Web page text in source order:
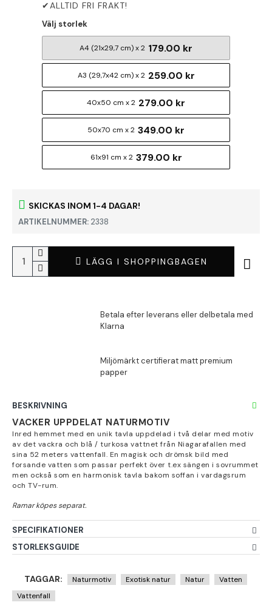
SKICKAS INOM 1-4 DAGAR!
ARTIKELNUMMER: 2338
Välj storlek
A4 (21x29,7 cm) x 2 179.00 kr
A3 (29,7x42 cm) x 2 259.00 kr
40x50 cm x 2 279.00 kr
50x70 cm x 2 349.00 kr
61x91 cm x 2 379.00 kr
LÄGG I SHOPPINGBAGEN
BESKRIVNING
VACKER UPPDELAT NATURMOTIV
Inred hemmet med en unik tavla uppdelad i två delar med motiv
av det vackra och blå / turkosa vattnet från Niagarafallen med
sina 52 meters vattenfall. En magisk och drömsk bild med
forsande vatten som passar perfekt över t.ex sängen i sovrummet
men också som en harmonisk tavla bakom soffan i vardagsrum
och TV-rum.
SPECIFIKATIONER
STORLEKSGUIDE
TAGGAR: Naturmotiv Exotisk natur Natur
Vatten
Vattenfall